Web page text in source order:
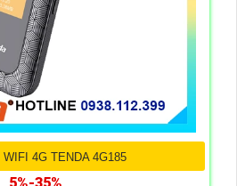
WIFI 4G TENDA 4G185